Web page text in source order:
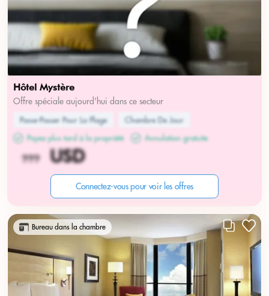
Hôtel Mystère
Offre spéciale aujourd'hui dans ce secteur
Passe-Passer Pour La Plage
Chambre De Jour
Payez plus tard à la propriété
Annulation gratuite
Connectez-vous pour voir les offres
Bureau dans la chambre